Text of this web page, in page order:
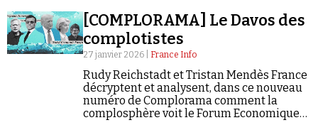
Vidéos
Émissions
Revues de presse
[COMPLORAMA] Le Davos des
complotistes
27 janvier 2026 | France Info
Rudy Reichstadt et Tristan Mendès France
décryptent et analysent, dans ce nouveau
numéro de Complorama comment la
complosphère voit le Forum Economique